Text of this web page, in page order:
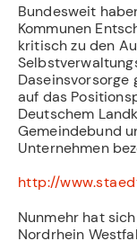
Bundesweit
Kommunen
kritisch zu den
Daseinsvorsorge
auf das
Deutschem
Gemeindebund
Unternehmen
http://
Nunmehr hat
Nordrhein